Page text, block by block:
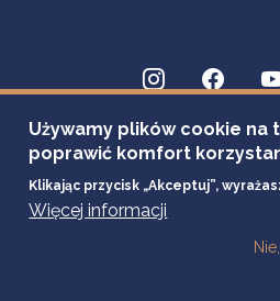
Używamy plików cookie na
poprawić komfort
Klikając przycisk „Akceptuj”,
Więcej informacji